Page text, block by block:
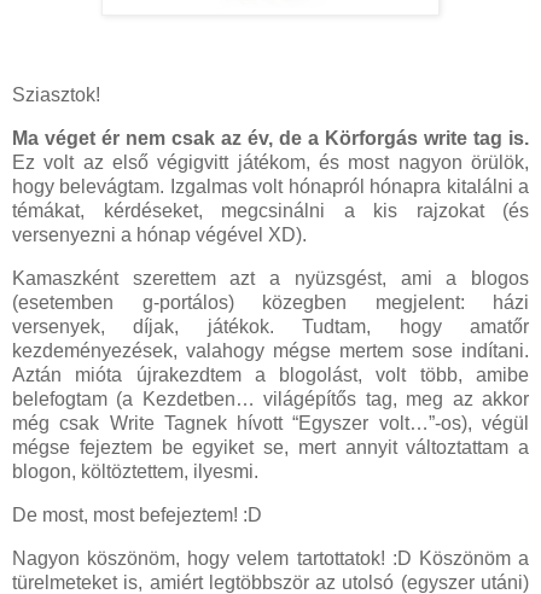
Sziasztok!
Ma véget ér nem csak az év, de a Körforgás write tag is.
Ez volt az első végigvitt játékom, és most nagyon örülök,
hogy belevágtam. Izgalmas volt hónapról hónapra kitalálni a
témákat, kérdéseket, megcsinálni a kis rajzokat (és
versenyezni a hónap végével XD).
Kamaszként szerettem azt a nyüzsgést, ami a blogos
(esetemben g-portálos) közegben megjelent: házi
versenyek, díjak, játékok. Tudtam, hogy amatőr
kezdeményezések, valahogy mégse mertem sose indítani.
Aztán mióta újrakezdtem a blogolást, volt több, amibe
belefogtam (a Kezdetben… világépítős tag, meg az akkor
még csak Write Tagnek hívott “Egyszer volt…”-os), végül
mégse fejeztem be egyiket se, mert annyit változtattam a
blogon, költöztettem, ilyesmi.
De most, most befejeztem! :D
Nagyon köszönöm, hogy velem tartottatok! :D Köszönöm a
türelmeteket is, amiért legtöbbször az utolsó (egyszer utáni)